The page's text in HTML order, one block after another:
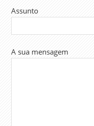
Assunto
A sua mensagem